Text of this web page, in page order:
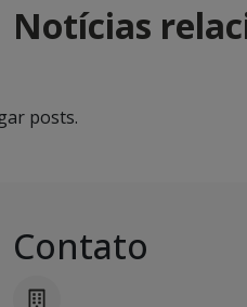
Notícias
posts.
Contato